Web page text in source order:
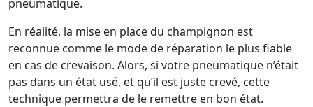
pneumatique.
En réalité, la mise en place du champignon est
reconnue comme le mode de réparation le plus fiable
en cas de crevaison. Alors, si votre pneumatique n’était
pas dans un état usé, et qu’il est juste crevé, cette
technique permettra de le remettre en bon état.